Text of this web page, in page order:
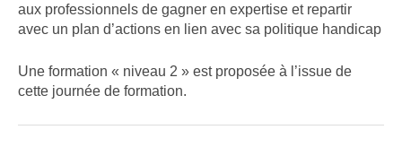
aux professionnels de gagner en expertise et repartir
avec un plan d’actions en lien avec sa politique handicap
Une formation « niveau 2 » est proposée à l’issue de
cette journée de formation.